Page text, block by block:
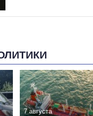
7 августа